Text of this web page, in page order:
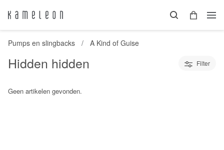
Pumps en slingbacks A Kind of Guise
Hidden hidden Filter
Geen artikelen gevonden.